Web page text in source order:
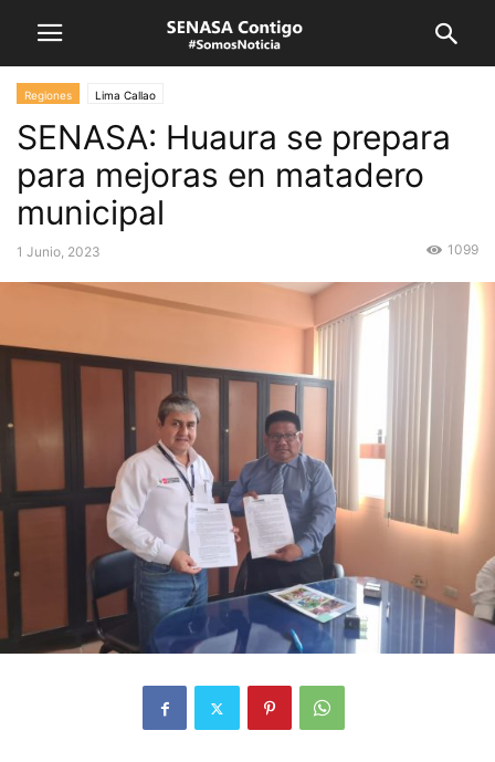
Regiones Lima Callao
SENASA: Huaura se prepara
para mejoras en matadero
municipal
1 Junio, 2023 1099